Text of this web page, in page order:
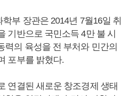
부 장관은 2014년 7월16일 취
기반으로 국민소득 4만 불 시
력의 육성을 전 부처와 민간의
포부를 밝혔다.
연결된 새로운 창조경제 생태